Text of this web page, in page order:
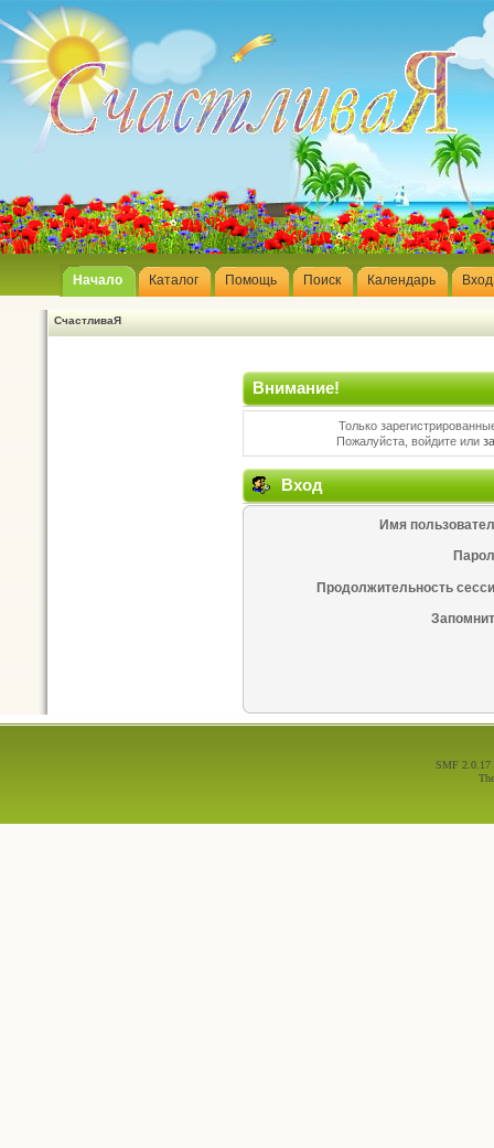
Начало Каталог Помощь Поиск Календарь Вход
СчастливаЯ
Внимание!
Только
Пожалуйста, войдите или
Вход
Имя
Продолжительность
SMF 2.0.17